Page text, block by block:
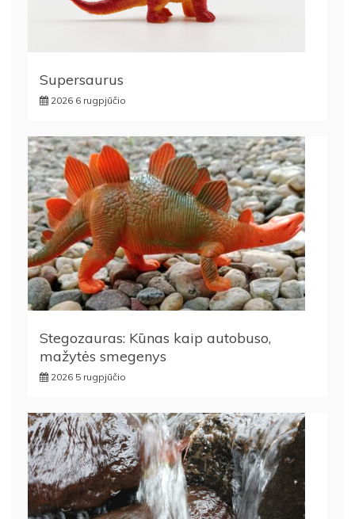
Supersaurus
2026 6 rugpjūčio
Stegozauras: Kūnas kaip autobuso,
mažytės smegenys
2026 5 rugpjūčio